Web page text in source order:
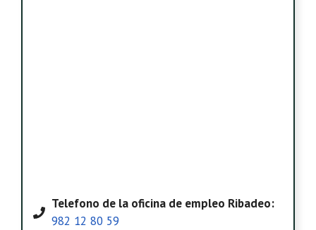
Telefono de la oficina de empleo Ribadeo:
982 12 80 59